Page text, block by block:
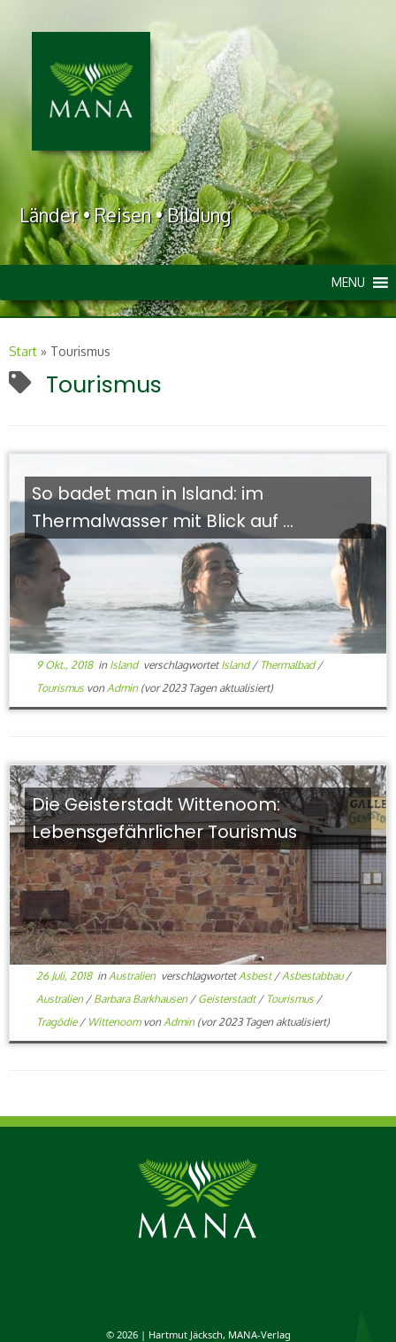
Länder • Reisen • Bildung
MENU
Start » Tourismus
Tourismus
So badet man in Island: im
Thermalwasser mit Blick auf ...
9 Okt., 2018in Island verschlagwortetIsland/ Thermalbad/
Tourismus von Admin(vor 2023 Tagen aktualisiert)
Die Geisterstadt Wittenoom:
Lebensgefährlicher Tourismus
26 Juli, 2018in Australien verschlagwortetAsbest/ Asbestabbau/
Australien / Barbara Barkhausen / Geisterstadt/ Tourismus /
Tragödie / Wittenoom von Admin(vor 2023 Tagen aktualisiert)
© 2026 | Hartmut Jäcksch, MANA-Verlag